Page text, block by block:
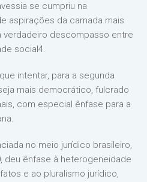
se cumpriu na
aspirações da camada mais
verdadeiro descompasso entre
social4.
intentar, para a segunda
mais democrático, fulcrado
com especial ênfase para a
no meio jurídico brasileiro,
deu ênfase à heterogeneidade
e ao pluralismo jurídico,